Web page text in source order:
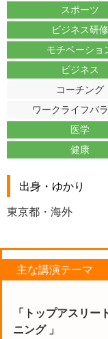
スポーツ
ビジネス研修
モチベーショ
ビジネス
コーチング
ワークライフバ
医学
健康
出身・ゆかり
東京都・海外
主な講演テーマ
「トップアスリ
ニング 」